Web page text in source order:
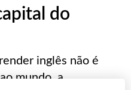
do
inglês não é
mundo, a